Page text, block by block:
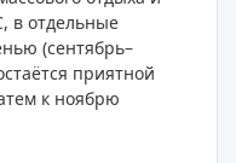
в отдельные
(сентябрь–
приятной
к ноябрю